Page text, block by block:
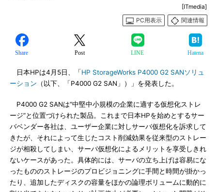
[ITmedia]
PC用表示
関連情報
Share Post LINE Hatena
日本HPは4月5日、「HP StorageWorks P4000 G2 SANソリュ
ーション （以下、「P4000 G2 SAN」）」を発表した。
P4000 G2 SANは“中堅中小規模の企業に適する仮想化ストレ
ージ”と位置づけられた製品。これまで日本HPを始めとするサー
バベンダー各社は、ユーザー企業に対しサーバ仮想化を訴求して
きたが、それによって生じたコスト削減効果を従来型のストレー
ジが相殺してしまい、サーバ仮想化によるメリットを享受しきれ
ないケースがあった。具体的には、サーバの立ち上げは容易にな
ったもののストレージのプロビジョニングに手間と時間が掛かっ
たり、追加したディスクの容量をほかの論理ボリュームに動的に